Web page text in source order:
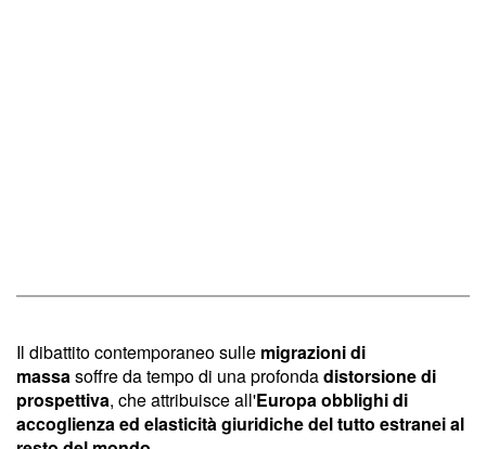
Il dibattito contemporaneo sulle migrazioni di
massa soffre da tempo di una profondadistorsione di
prospettiva, che attribuisce all'Europa obblighi di
accoglienza ed elasticità giuridiche del tutto estranei al